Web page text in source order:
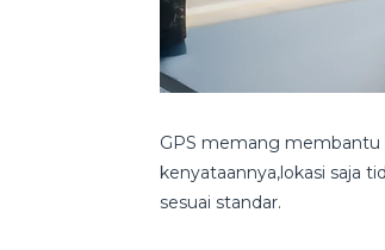
GPS memang membantu
kenyataannya,lokasi saja
sesuai standar.